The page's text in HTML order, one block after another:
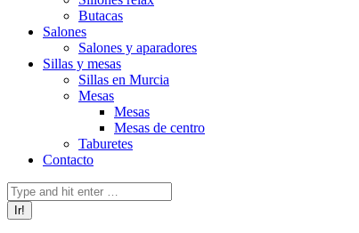
Butacas
Salones
Salones y aparadores
Sillas y mesas
Sillas en Murcia
Mesas
Mesas
Mesas de centro
Taburetes
Contacto
Buscar: